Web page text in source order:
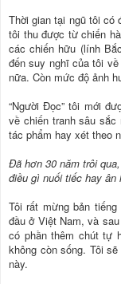
Thời gian tại ngũ tôi có
tôi thu được từ chiến
các chiến hữu (lính
đến suy nghĩ của tôi
nữa. Còn mức độ ảnh
“Người Đọc” tôi mới
về chiến tranh sâu sắc
tác phẩm hay xét theo
Đã hơn 30 năm trôi
điều gì nuối tiếc hay ân
Tôi rất mừng bản
đầu ở Việt Nam, và
có phần thêm chút tự
không còn sống. Tôi
này.